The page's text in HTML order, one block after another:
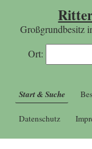
Großgrundbesitz
Ort:
Start & Suche
Datenschutz